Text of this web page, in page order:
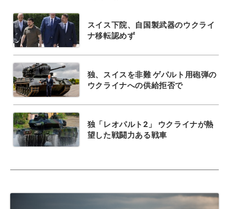
スイス下院、自国製武器のウクライ
ナ移転認めず
独、スイスを非難 ゲパルト用砲弾の
ウクライナへの供給拒否で
独「レオパルト2」 ウクライナが熱
望した戦闘力ある戦車